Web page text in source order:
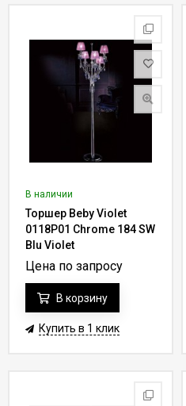
В наличии
Торшер Beby Violet
0118P01 Chrome 184 SW
Blu Violet
Цена по запросу
В корзину
Купить в 1 клик